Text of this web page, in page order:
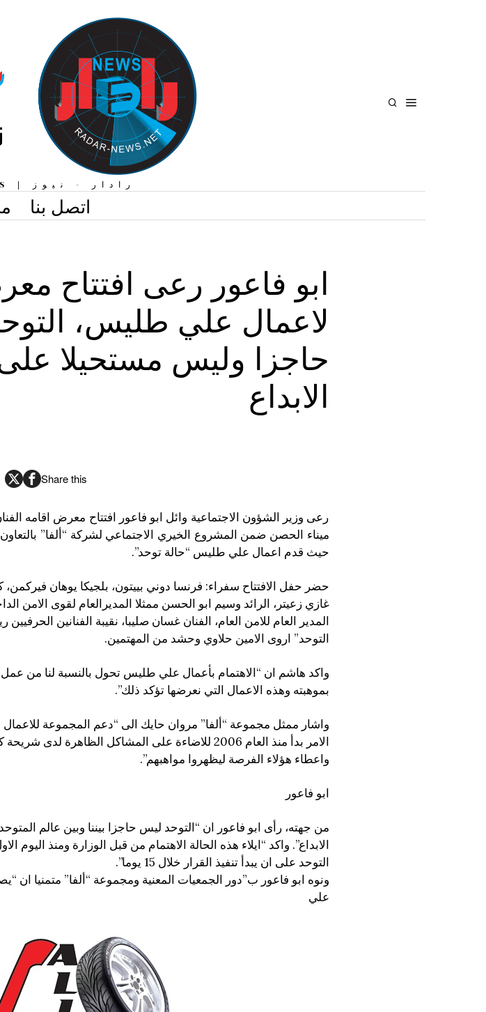
رادار - نيوز | RADAR-NEWS
اتصل بنا
ابو فاعور رعى افتتاح
لاعمال علي طليس،
حاجزا وليس مستحيلا
الابداع
Share this
رعى وزير الشؤون الاجتماعية وائل ابو فاعور افتتاح معرض اقامه
ميناء الحصن ضمن المشروع الخيري الاجتماعي لشركة “ألفا” بالتعاون
حيث قدم اعمال علي طليس “حالة توحد”.
حضر حفل الافتتاح سفراء: فرنسا دوني بييتون، بلجيكا يوهان فيركمن،
غازي زعيتر، الرائد وسيم ابو الحسن ممثلا المديرالعام لقوى الامن
المدير العام للامن العام، الفنان غسان صليبا، نقيبة الفنانين
التوحد” اروى الامين حلاوي وحشد من المهتمين.
واكد هاشم ان “الاهتمام بأعمال علي طليس تحول بالنسبة لنا من
بموهبته وهذه الاعمال التي نعرضها تؤكد ذلك”.
واشار ممثل مجموعة “ألفا” مروان حايك الى “دعم المجموعة للاعمال
الامر بدأ منذ العام 2006 للاضاءة على المشاكل الظاهرة
واعطاء هؤلاء الفرصة ليظهروا مواهبهم”.
ابو فاعور
من جهته، رأى ابو فاعور ان “التوحد ليس حاجزا بيننا وبين عالم
الابداع”. واكد “ايلاء هذه الحالة الاهتمام من قبل الوزارة ومنذ اليوم
التوحد على ان يبدأ تنفيذ القرار خلال 15 يوما”.
ونوه ابو فاعور ب”دور الجمعيات المعنية ومجموعة “ألفا” متمنيا ان
علي